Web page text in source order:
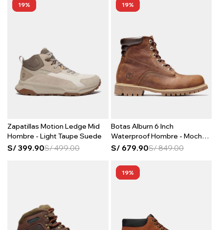
19
Zapatillas Motion Ledge Mid
Hombre - Light Taupe Suede
S/ 399.90S/499.00
19
Botas Alburn 6 Inch
Waterproof Hombre - Mocha
Bisque
S/ 679.90S/849.00
19